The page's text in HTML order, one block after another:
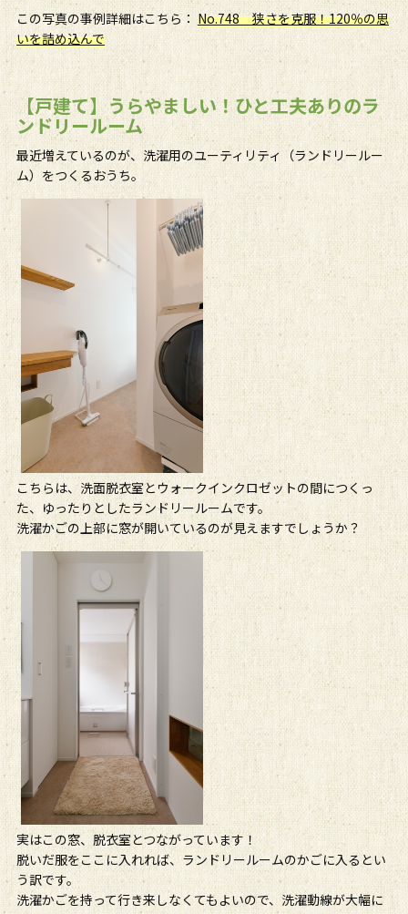
この写真の事例詳細はこちら： No.748 狭さを克服！120％の思
いを詰め込んで
【戸建て】うらやましい！ひと工夫ありのラ
ンドリールーム
最近増えているのが、洗濯用のユーティリティ（ランドリールー
ム）をつくるおうち。
こちらは、洗面脱衣室とウォークインクロゼットの間につくっ
た、ゆったりとしたランドリールームです。
洗濯かごの上部に窓が開いているのが見えますでしょうか？
実はこの窓、脱衣室とつながっています！
脱いだ服をここに入れれば、ランドリールームのかごに入るとい
う訳です。
洗濯かごを持って行き来しなくてもよいので、洗濯動線が大幅に